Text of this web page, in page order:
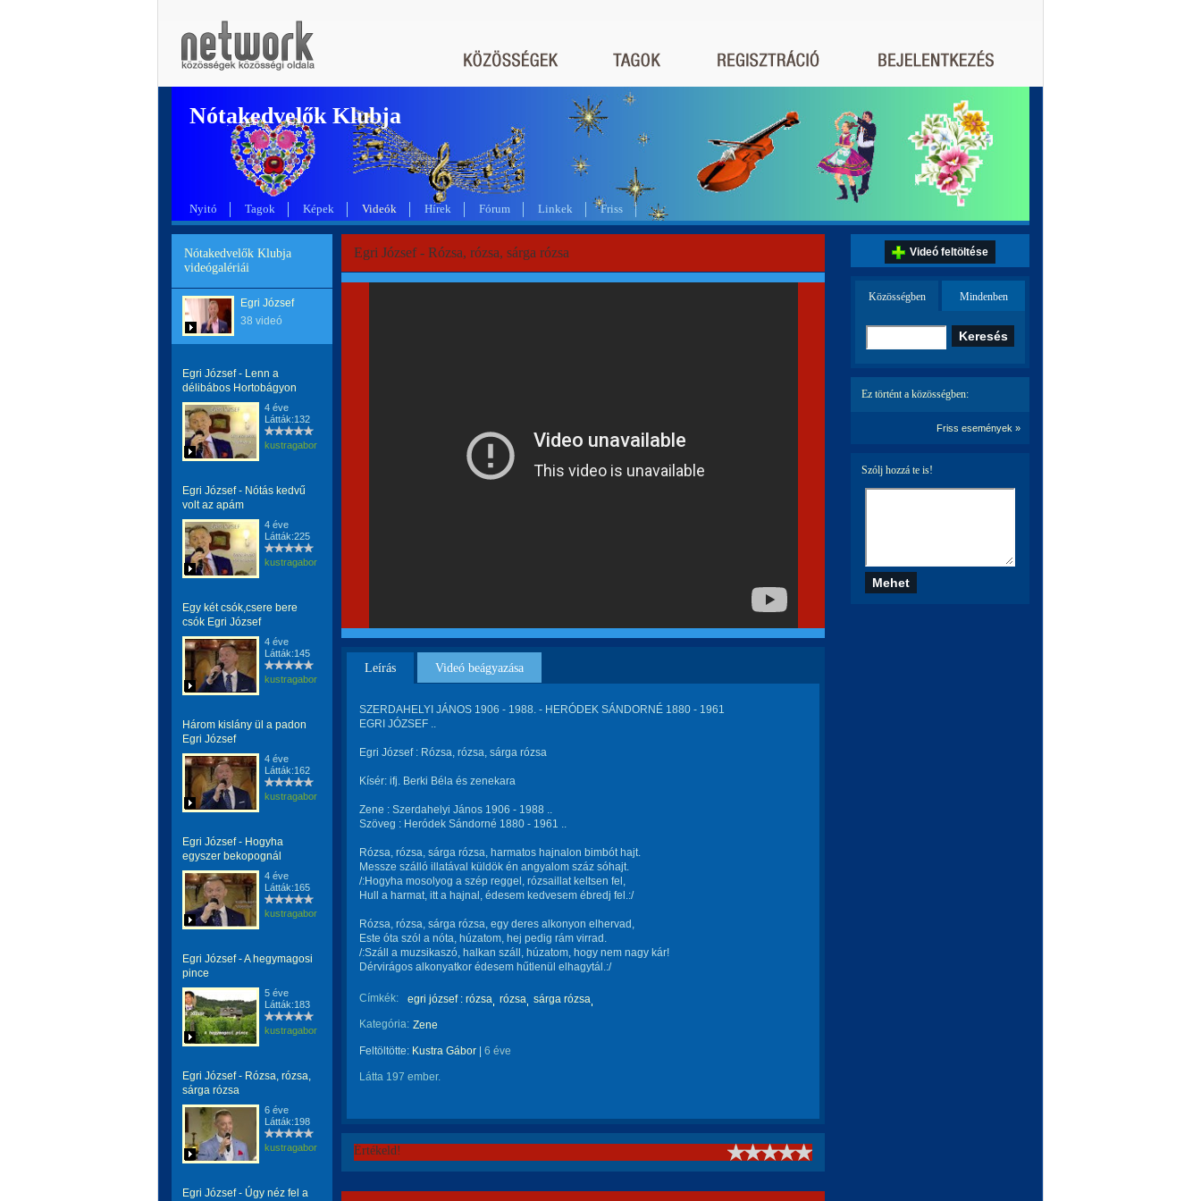
Nótakedvelők Klubja
Nyitó Tagok Képek Videók Hírek Fórum Linkek Friss
Nótakedvelők Klubja
videógalériái
Egri József
38 videó
Egri József - Lenn a
délibábos Hortobágyon
4 éve
Látták:132
kustragabor
Egri József - Nótás kedvű
volt az apám
4 éve
Látták:225
kustragabor
Egy két csók,csere bere
csók Egri József
4 éve
Látták:145
kustragabor
Három kislány ül a padon
Egri József
4 éve
Látták:162
kustragabor
Egri József - Hogyha
egyszer bekopognál
4 éve
Látták:165
kustragabor
Egri József - A hegymagosi
pince
5 éve
Látták:183
kustragabor
Egri József - Rózsa, rózsa,
sárga rózsa
6 éve
Látták:198
kustragabor
Egri József - Úgy néz fel a
Egri József - Rózsa, rózsa, sárga rózsa
Leírás Videó beágyazása
SZERDAHELYI JÁNOS 1906 - 1988. - HERÓDEK SÁNDORNÉ 1880 - 1961
EGRI JÓZSEF ..
Egri József : Rózsa, rózsa, sárga rózsa
Kísér: ifj. Berki Béla és zenekara
Zene : Szerdahelyi János 1906 - 1988 ..
Szöveg : Heródek Sándorné 1880 - 1961 ..
Rózsa, rózsa, sárga rózsa, harmatos hajnalon bimbót hajt.
Messze szálló illatával küldök én angyalom száz sóhajt.
/:Hogyha mosolyog a szép reggel, rózsaillat keltsen fel,
Hull a harmat, itt a hajnal, édesem kedvesem ébredj fel.:/
Rózsa, rózsa, sárga rózsa, egy deres alkonyon elhervad,
Este óta szól a nóta, húzatom, hej pedig rám virrad.
/:Száll a muzsikaszó, halkan száll, húzatom, hogy nem nagy kár!
Dérvirágos alkonyatkor édesem hűtlenül elhagytál.:/
Címkék: egri józsef : rózsa rózsa sárga rózsa
Kategória: Zene
Feltöltötte: Kustra Gábor 6 éve
Látta 197 ember.
Értékeld!
Videó feltöltése
Közösségben Mindenben
Ez történt a közösségben:
Friss események »
Szólj hozzá te is!